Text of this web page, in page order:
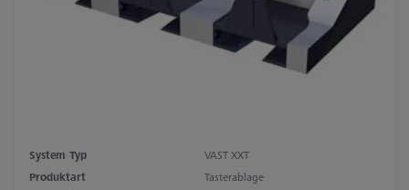
System Typ
VAST XXT
Produktart
Tasterablage